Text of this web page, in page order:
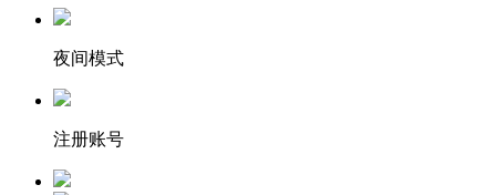
夜间模式
注册账号